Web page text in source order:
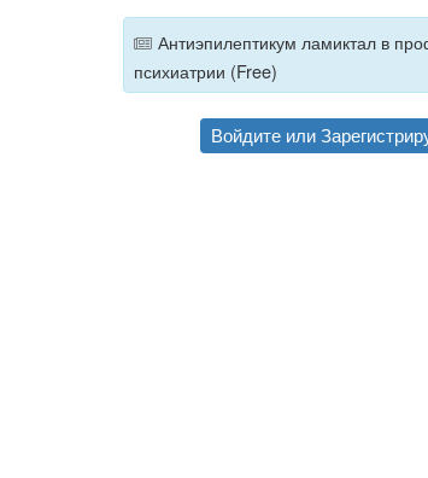
Антиэпилептикум ламиктал в
психиатрии (Free)
Войдите или